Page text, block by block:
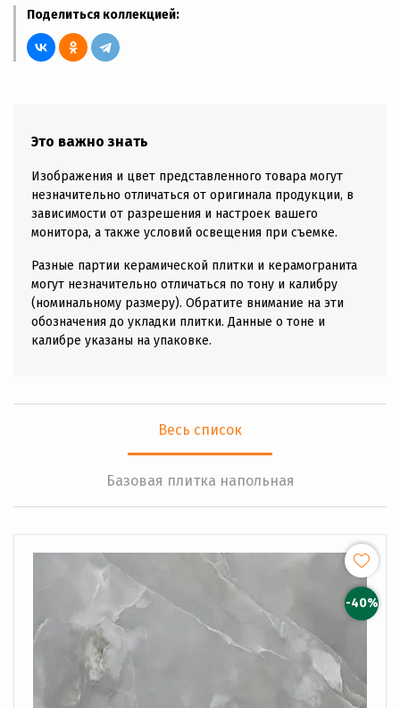
Поделиться коллекцией:
Это важно знать
Изображения и цвет представленного товара могут
незначительно отличаться от оригинала продукции, в
зависимости от разрешения и настроек вашего
монитора, а также условий освещения при съемке.
Разные партии керамической плитки и керамогранита
могут незначительно отличаться по тону и калибру
(номинальному размеру). Обратите внимание на эти
обозначения до укладки плитки. Данные о тоне и
калибре указаны на упаковке.
Весь список
Базовая плитка напольная
-40%